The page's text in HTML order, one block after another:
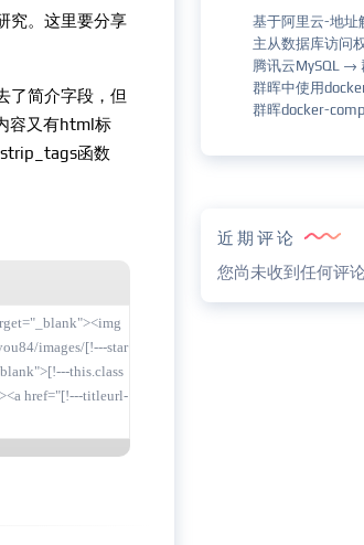
究。这里要分享
了简介字段，但
容又有html标
函数
images/[!---star
this.class
href="[!---titleurl-
基于阿里云-地
主从数据库访问
腾讯云MySQL →
群晖中使用
群晖docker-
近期评论
您尚未收到任何评论